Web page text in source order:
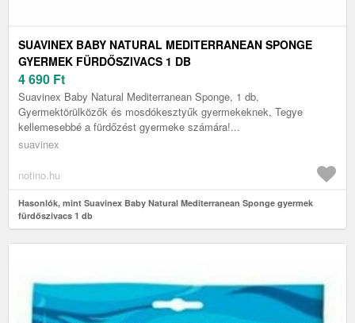
SUAVINEX BABY NATURAL MEDITERRANEAN SPONGE
GYERMEK FÜRDŐSZIVACS 1 DB
4 690 Ft
Suavinex Baby Natural Mediterranean Sponge, 1 db,
Gyermektörülközők és mosdókesztyűk gyermekeknek, Tegye
kellemesebbé a fürdőzést gyermeke számára!...
suavinex
notino.hu
Hasonlók, mint Suavinex Baby Natural Mediterranean Sponge gyermek
fürdőszivacs 1 db